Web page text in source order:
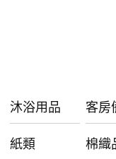
沐浴用品 客房
紙類 棉織